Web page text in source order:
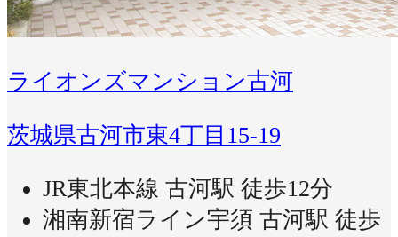
ライオンズマンション古河
茨城県古河市東4丁目15-19
JR東北本線 古河駅 徒歩12分
湘南新宿ライン宇須 古河駅 徒歩